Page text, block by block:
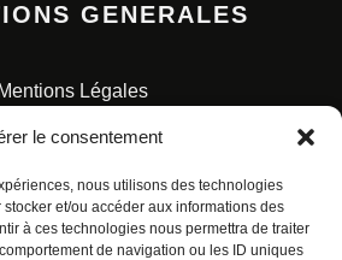
le consentement
nous utilisons des technologies
et/ou accéder aux informations des
à ces technologies nous permettra de traiter
de navigation ou les ID uniques
GENERALES
Mentions Légales
des données personnelles